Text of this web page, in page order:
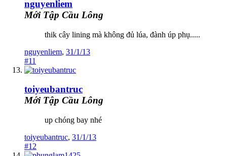
nguyenliem
Mới Tập Cầu Lông
thik cây lining mà không đủ lúa, đành úp phụ.....
nguyenliem, 31/1/13
#11
toiyeubantruc
Mới Tập Cầu Lông
up chóng bay nhé
toiyeubantruc, 31/1/13
#12